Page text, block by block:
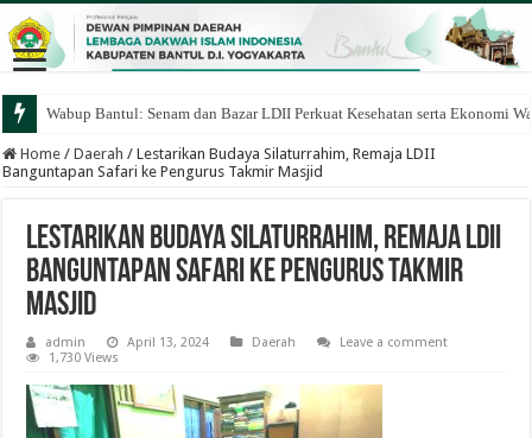
Wabup Bantul: Senam dan Bazar LDII Perkuat Kesehatan serta Ekonomi
Home / Daerah / Lestarikan Budaya Silaturrahim, Remaja LDII
Banguntapan Safari ke Pengurus Takmir Masjid
Lestarikan Budaya Silaturrahim, Remaja LDII
Banguntapan Safari ke Pengurus Takmir
Masjid
admin April 13, 2024 Daerah
Leave a comment
1,730 Views